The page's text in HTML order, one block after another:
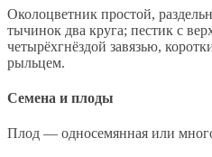
Околоцветник простой,
тычинок два круга; пестик с
четырёхгнёздой завязью,
рыльцем.
Семена и плоды
Плод — односемянная или